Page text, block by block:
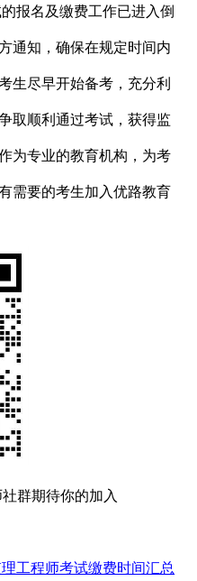
报名及缴费工作已进入倒
通知，确保在规定时间内
生尽早开始备考，充分利
取顺利通过考试，获得监
为专业的教育机构，为考
需要的考生加入优路教育
群期待你的加入
工程师考试缴费时间汇总